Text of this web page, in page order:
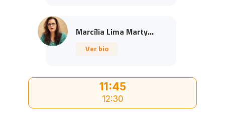
11:45
12:30
Marcília Lima Marty...
Ver bio